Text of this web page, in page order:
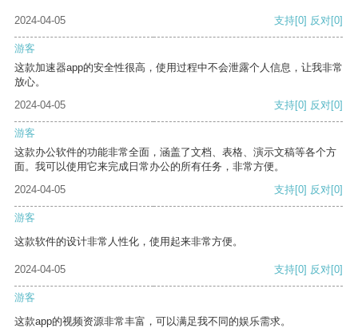
2024-04-05 支持[0] 反对[0]
游客
这款加速器app的安全性很高，使用过程中不会泄露个人信息，让我非常
放心。
2024-04-05
支持[0] 反对[0]
游客
这款办公软件的功能非常全面，涵盖了文档、表格、演示文稿等各个方
面。我可以使用它来完成日常办公的所有任务，非常方便。
2024-04-05
支持[0] 反对[0]
游客
这款软件的设计非常人性化，使用起来非常方便。
2024-04-05 支持[0] 反对[0]
游客
这款app的视频资源非常丰富，可以满足我不同的娱乐需求。